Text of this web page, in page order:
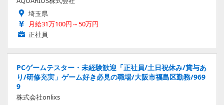
埼玉県
月給31万100円～50万円
正社員
PCゲームテスター・未経験歓迎「正社員/土日祝休み/賞与あ
り/研修充実」ゲーム好き必見の職場/大阪市福島区勤務/969
9
株式会社onlixs